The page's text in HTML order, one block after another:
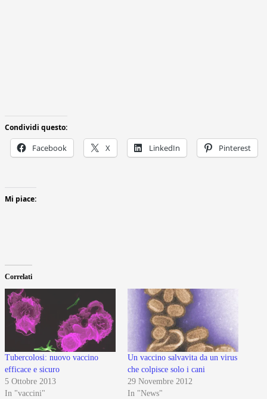
Condividi questo:
Facebook X LinkedIn Pinterest
Mi piace:
Correlati
Tubercolosi: nuovo vaccino
efficace e sicuro
5 Ottobre 2013
In "vaccini"
Un vaccino salvavita da un virus
che colpisce solo i cani
29 Novembre 2012
In "News"